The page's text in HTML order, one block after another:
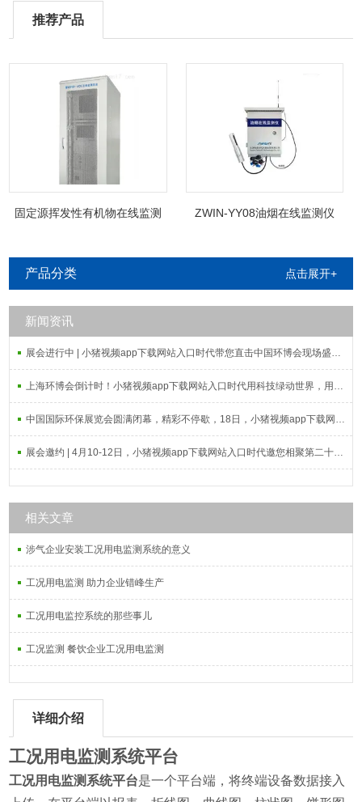
推荐产品
固定源挥发性有机物在线监测
ZWIN-YY08油烟在线监测仪
产品分类 点击展开+
新闻资讯
展会进行中 | 小猪视频app下载网站入口时代带您直击中国环博会现场盛况！
上海环博会倒计时！小猪视频app下载网站入口时代用科技绿动世界，用环保承载未来！
中国国际环保展览会圆满闭幕，精彩不停歇，18日，小猪视频app下载网站入口上海再相会
展会邀约 | 4月10-12日，小猪视频app下载网站入口时代邀您相聚第二十二届中国国际环保展览会！
相关文章
涉气企业安装工况用电监测系统的意义
工况用电监测 助力企业错峰生产
工况用电监控系统的那些事儿
工况监测 餐饮企业工况用电监测
详细介绍
工况用电监测系统平台
工况用电监测系统平台是一个平台端，将终端设备数据接入